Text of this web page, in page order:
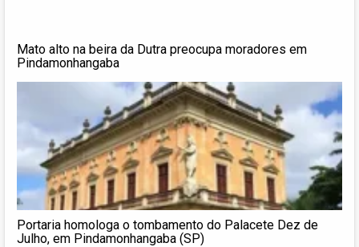
Mato alto na beira da Dutra preocupa moradores em
Pindamonhangaba
Portaria homologa o tombamento do Palacete Dez de
Julho, em Pindamonhangaba (SP)